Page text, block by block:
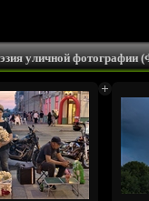
уличной фотографии